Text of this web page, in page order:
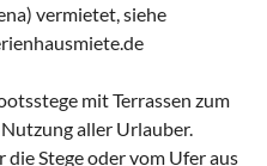
vermietet, siehe
mit Terrassen zum
aller Urlauber.
Stege oder vom Ufer aus